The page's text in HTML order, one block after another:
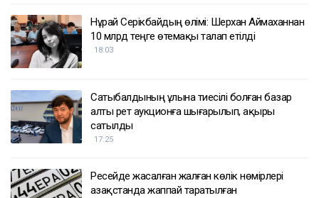
Нұрай Серікбайдың өлімі: Шерхан Аймаханнан
10 млрд теңге өтемақы талап етілді
18:03
Сатыбалдының ұлына тиесілі болған базар
алты рет аукционға шығарылып, ақыры
сатылды
17:25
Ресейде жасалған жалған көлік нөмірлері
Қазақстанда жаппай таратылған